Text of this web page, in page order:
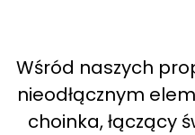
Wśród naszych
nieodłącznym
choinka, łączący